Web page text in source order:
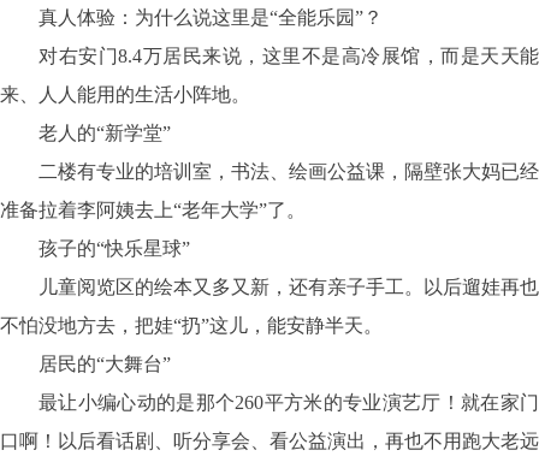
真人体验：为什么说这里是“全能乐园”？
对右安门8.4万居民来说，这里不是高冷展馆，而是天天能
来、人人能用的生活小阵地。
老人的“新学堂”
二楼有专业的培训室，书法、绘画公益课，隔壁张大妈已经
准备拉着李阿姨去上“老年大学”了。
孩子的“快乐星球”
儿童阅览区的绘本又多又新，还有亲子手工。以后遛娃再也
不怕没地方去，把娃“扔”这儿，能安静半天。
居民的“大舞台”
最让小编心动的是那个260平方米的专业演艺厅！就在家门
口啊！以后看话剧、听分享会、看公益演出，再也不用跑大老远